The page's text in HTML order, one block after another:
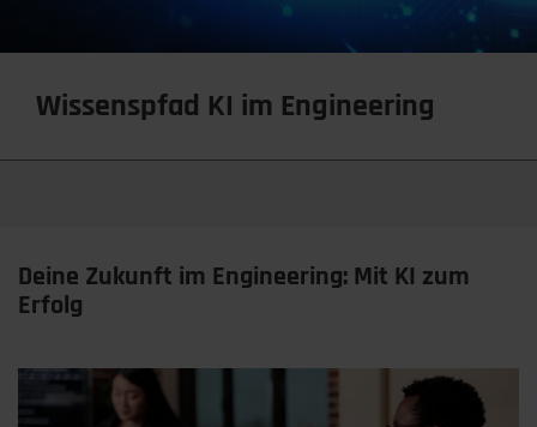
Wissenspfad KI im Engineering
Deine Zukunft im Engineering: Mit KI zum
Erfolg